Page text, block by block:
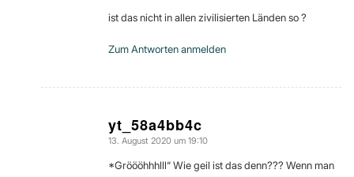
ist das nicht in allen zivilisierten Länden so ?
Zum Antworten anmelden
yt_58a4bb4c
sagte:
13. August 2020 um 19:10
*Gröööhhhlll“ Wie geil ist das denn??? Wenn man